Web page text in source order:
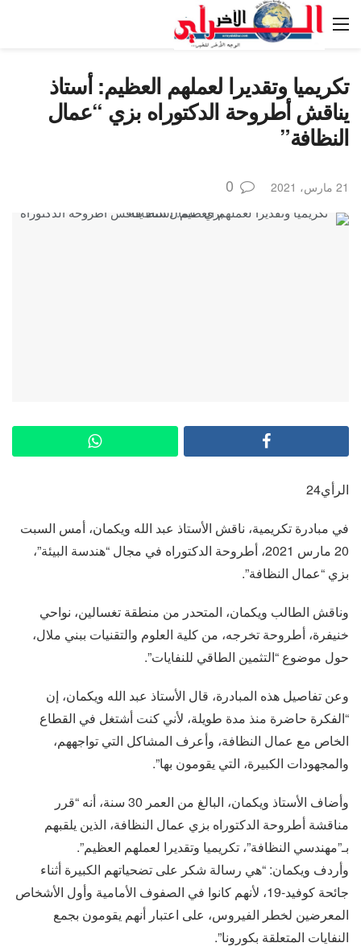
تكريميا وتقديرا لعملهم العظيم: أستاذ
يناقش أطروحة الدكتوراه بزي “عمال
النظافة”
21 مارس، 2021 0
الرأي24
في مبادرة تكريمية، ناقش الأستاذ عبد الله ويكمان، أمس السبت
20 مارس 2021، أطروحة الدكتوراه في مجال “هندسة البيئة”،
بزي “عمال النظافة”.
وناقش الطالب ويكمان، المتحدر من منطقة تغسالين، نواحي
خنيفرة، أطروحة تخرجه، من كلية العلوم والتقنيات ببني ملال،
حول موضوع “التثمين الطاقي للنفايات”.
وعن تفاصيل هذه المبادرة، قال الأستاذ عبد الله ويكمان، إن
“الفكرة حاضرة منذ مدة طويلة، لأني كنت أشتغل في القطاع
الخاص مع عمال النظافة، وأعرف المشاكل التي تواجههم،
والمجهودات الكبيرة، التي يقومون بها”.
وأضاف الأستاذ ويكمان، البالغ من العمر 30 سنة، أنه “قرر
مناقشة أطروحة الدكتوراه بزي عمال النظافة، الذين يلقبهم
بـ”مهندسي النظافة”، تكريميا وتقديرا لعملهم العظيم”.
وأردف ويكمان: “هي رسالة شكر على تضحياتهم الكبيرة أثناء
جائحة كوفيد-19، لأنهم كانوا في الصفوف الأمامية وأول الأشخاص
المعرضين لخطر الفيروس، على اعتبار أنهم يقومون بجمع
النفايات المتعلقة بكورونا”.